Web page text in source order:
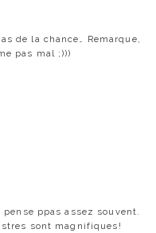
de la chance… Remarque,
pas mal ;)))
pense ppas assez souvent.
sont magnifiques!